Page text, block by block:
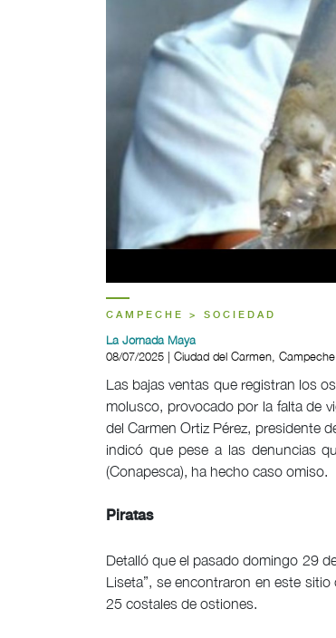
CAMPECHE > SOCIEDAD
La Jornada Maya
08/07/2025 | Ciudad del Carmen, Campeche
Las bajas ventas que registran los
molusco, provocado por la falta de
del Carmen Ortiz Pérez, presidente
indicó que pese a las denuncias
(Conapesca), ha hecho caso omiso.
Piratas
Detalló que el pasado domingo 29
Liseta”, se encontraron en este
25 costales de ostiones.